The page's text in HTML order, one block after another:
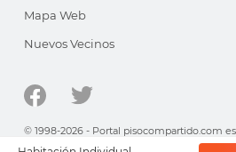
Mapa Web
Nuevos Vecinos
© 1998-2026 - Portal pisocompartido.com